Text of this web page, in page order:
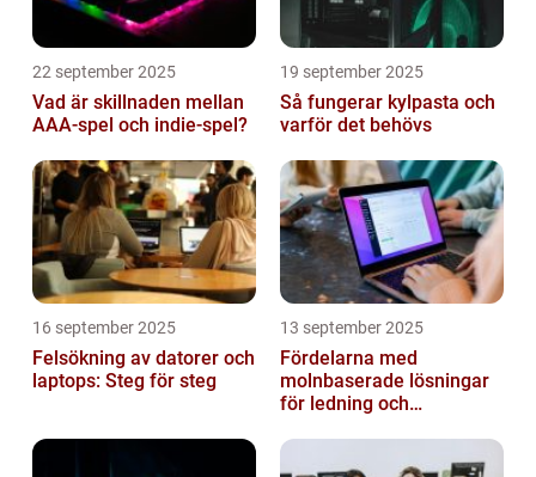
22 september 2025
Vad är skillnaden mellan
AAA-spel och indie-spel?
19 september 2025
Så fungerar kylpasta och
varför det behövs
16 september 2025
Felsökning av datorer och
laptops: Steg för steg
13 september 2025
Fördelarna med
molnbaserade lösningar
för ledning och